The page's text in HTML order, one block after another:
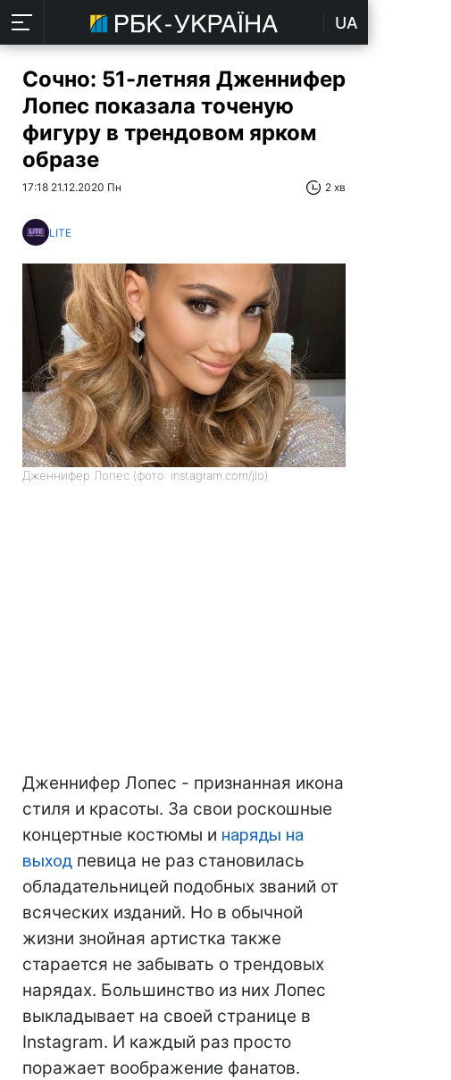
UA
Сочно: 51-летняя Дженнифер
Лопес показала точеную
фигуру в трендовом ярком
образе
17:18 21.12.2020 Пн 2 хв
LITE
Дженнифер Лопес (фото: instagram.com/jlo)
Дженнифер Лопес - признанная икона
стиля и красоты. За свои роскошные
концертные костюмы и наряды на
выход певица не раз становилась
обладательницей подобных званий от
всяческих изданий. Но в обычной
жизни знойная артистка также
старается не забывать о трендовых
нарядах. Большинство из них Лопес
выкладывает на своей странице в
Instagram. И каждый раз просто
поражает воображение фанатов.